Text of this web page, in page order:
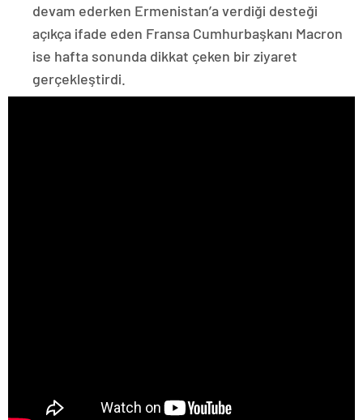
devam ederken Ermenistan’a verdiği desteği
açıkça ifade eden Fransa Cumhurbaşkanı Macron
ise hafta sonunda dikkat çeken bir ziyaret
gerçekleştirdi.